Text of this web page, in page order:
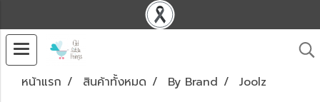
หน้าแรก สินค้าทั้งหมด By Brand Joolz